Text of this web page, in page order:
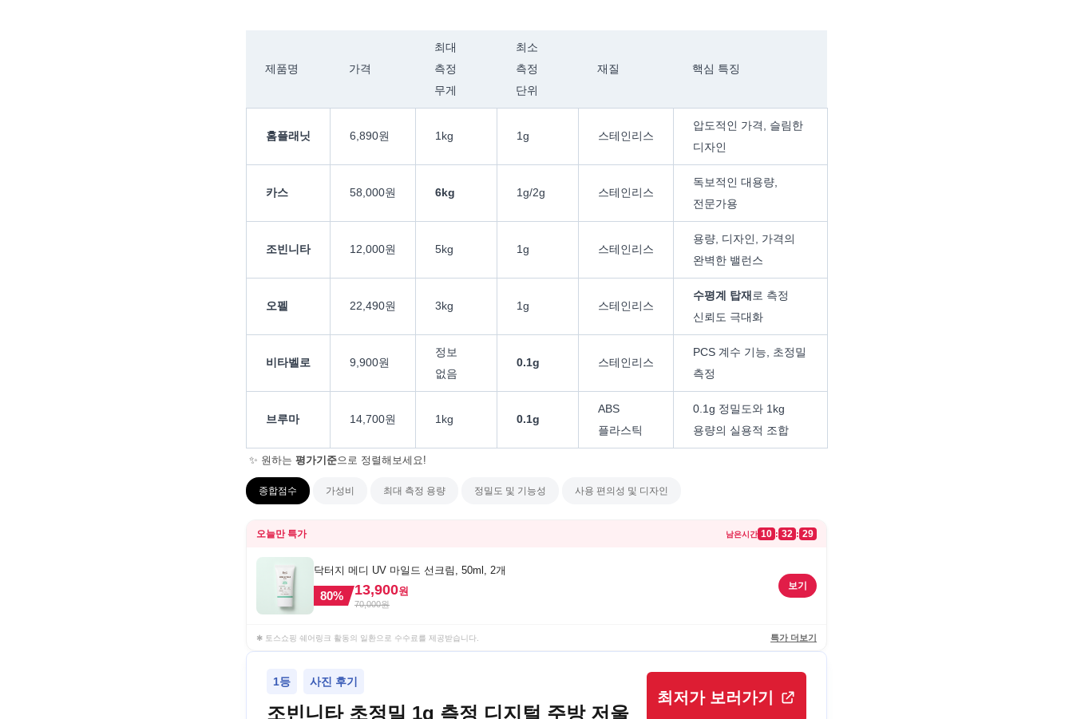
제품명 가격
최대
측정
무게
최소
측정
단위
재질 핵심 특징
홈플래닛 6,890원 1kg 1g 스테인리스
압도적인 가격, 슬림한
디자인
카스 58,000원 6kg 1g/2g 스테인리스
독보적인 대용량,
전문가용
조빈니타 12,000원 5kg 1g 스테인리스
용량, 디자인, 가격의
완벽한 밸런스
오펠 22,490원 3kg 1g 스테인리스
수평계 탑재 로 측정
신뢰도 극대화
비타벨로 9,900원
정보
없음
0.1g 스테인리스
PCS 계수 기능, 초정밀
측정
브루마 14,700원 1kg 0.1g
ABS
플라스틱
0.1g 정밀도와 1kg
용량의 실용적 조합
✨ 원하는 평가기준으로 정렬해보세요!
종합점수 가성비 최대 측정 용량 정밀도 및 기능성 사용 편의성 및 디자인
오늘만 특가 남은시간 10 : 32 : 29
닥터지 메디 UV 마일드 선크림, 50ml, 2개
80% 13,900원
70,000원
보기
✱ 토스쇼핑 쉐어링크 활동의 일환으로 수수료를 제공받습니다. 특가 더보기
1등 사진 후기
조빈니타 초정밀 1g 측정 디지털 주방 저울
최저가 보러가기